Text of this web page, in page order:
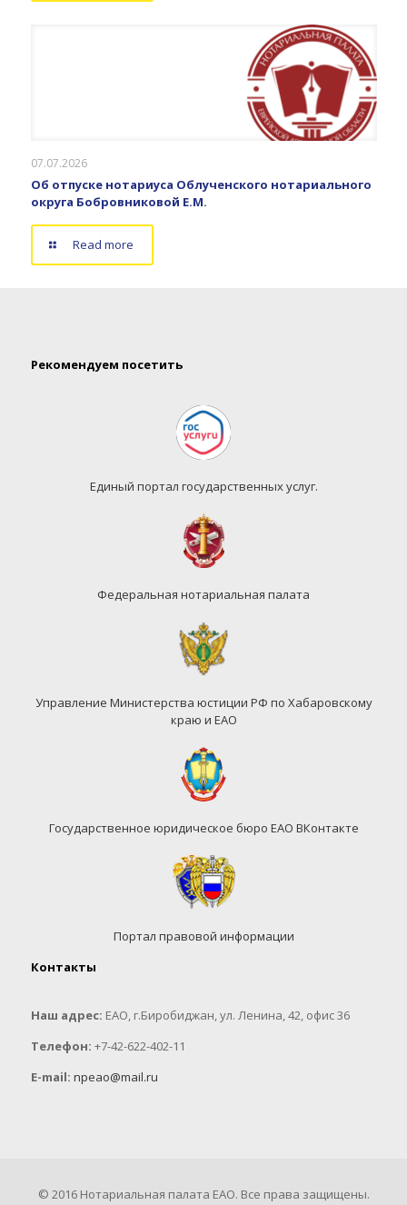
07.07.2026
Об отпуске нотариуса Облученского нотариального
округа Бобровниковой Е.М.
Read more
Рекомендуем посетить
Единый портал государственных услуг.
Федеральная нотариальная палата
Управление Министерства юстиции РФ по Хабаровскому
краю и ЕАО
Государственное юридическое бюро ЕАО ВКонтакте
Портал правовой информации
Контакты
Наш адрес: ЕАО, г.Биробиджан, ул. Ленина, 42, офис 36
Телефон: +7-42-622-402-11
E-mail: npeao@mail.ru
© 2016 Нотариальная палата ЕАО. Все права защищены.